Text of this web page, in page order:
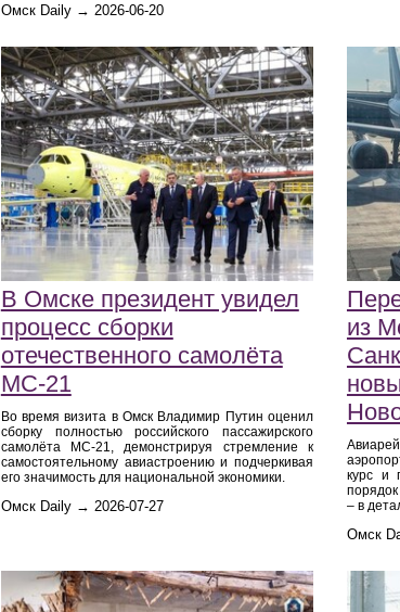
Омск Daily → 2026-06-20
В Омске президент увидел
процесс сборки
отечественного самолёта
МС‑21
Во время визита в Омск Владимир Путин оценил
сборку полностью российского пассажирского
самолёта МС‑21, демонстрируя стремление к
самостоятельному авиастроению и подчеркивая
его значимость для национальной экономики.
Омск Daily → 2026-07-27
из
курс и
– в
Омск